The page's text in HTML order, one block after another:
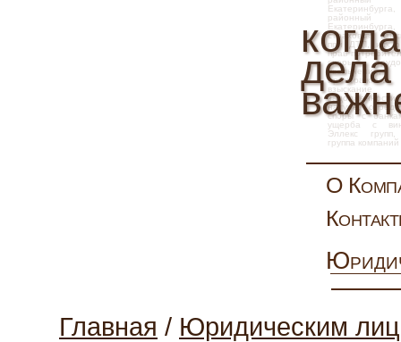
когда
дела
слов
страховка,
при ДТП, иск
прав
споры,
увольнение,
взыскание
натуре,
споры с
ущерба с
Эллекс
групп
группа компаний
О
Главная / Юридическим